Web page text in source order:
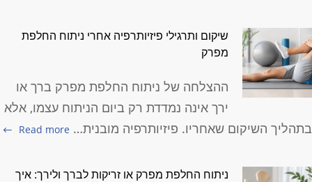
שיקום ותרגילי פיזיותרפיה אחרי ניתוח החלפת
מפרק
ההצלחה של ניתוח החלפת מפרק ברך או
ירך אינה נמדדת רק ביום הניתוח עצמו, אלא
בתהליך השיקום שאחריו. פיזיותרפיה מובנית… Read more
ניתוח החלפת מפרק או זריקות לברך ולירך: איך